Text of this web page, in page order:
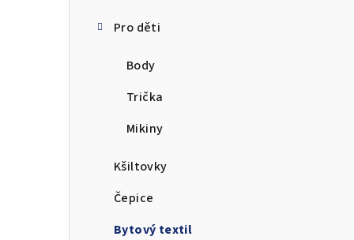
Pro děti
Body
Trička
Mikiny
Kšiltovky
Čepice
Bytový textil